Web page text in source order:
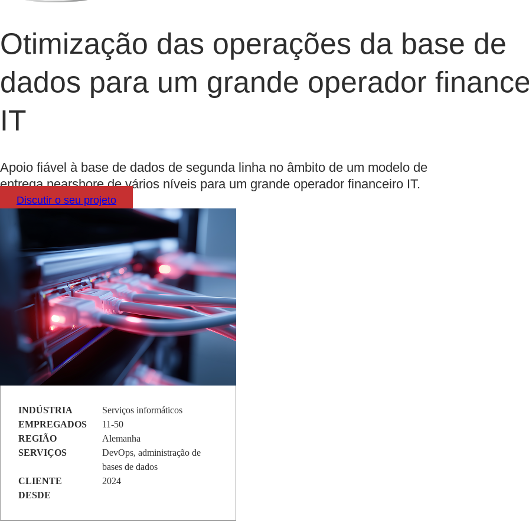
Otimização das operações da base de
dados para um grande operador
IT
Apoio fiável à base de dados de segunda linha no âmbito de um modelo de
entrega nearshore de vários níveis para um grande operador financeiro IT.
Discutir o seu projeto
INDÚSTRIA
Serviços informáticos
EMPREGADOS
11-50
REGIÃO
Alemanha
SERVIÇOS
DevOps, administração de
bases de dados
CLIENTE
DESDE
2024